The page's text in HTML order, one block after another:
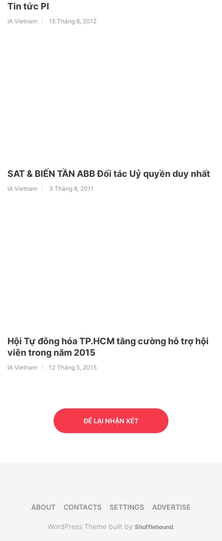
Tin tức PI
IA Vietnam 15 Tháng 8, 2012
SAT & BIẾN TẦN ABB Đối tác Uỷ quyền duy nhất
IA Vietnam 3 Tháng 8, 2011
Hội Tự đông hóa TP.HCM tăng cường hỗ trợ hội
viên trong năm 2015
IA Vietnam 12 Tháng 5, 2015
ĐỂ LẠI NHẬN XÉT
ABOUT CONTACTS SETTINGS ADVERTISE
WordPress Theme built by Shufflehound.